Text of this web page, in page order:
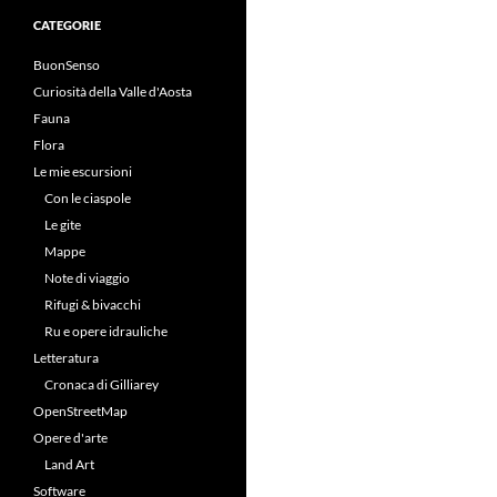
CATEGORIE
BuonSenso
Curiosità della Valle d'Aosta
Fauna
Flora
Le mie escursioni
Con le ciaspole
Le gite
Mappe
Note di viaggio
Rifugi & bivacchi
Ru e opere idrauliche
Letteratura
Cronaca di Gilliarey
OpenStreetMap
Opere d'arte
Land Art
Software